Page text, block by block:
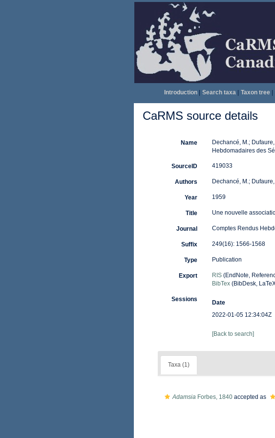
Introduction| Search taxa| Taxon tree|
CaRMS source details
Name
Dechancé, M.;
Hebdomadaires des
SourceID 419033
Authors Dechancé, M.; Dufaure,
Year 1959
Title Une nouvelle
Journal Comptes Rendus
Suffix 249(16): 1566-1568
Type Publication
Export RIS(EndNote,
BibTex(BibDesk,
Sessions Date
2022-01-05 12:34:04Z
[Back to search]
Taxa (1)
Adamsia Forbes, 1840 accepted as